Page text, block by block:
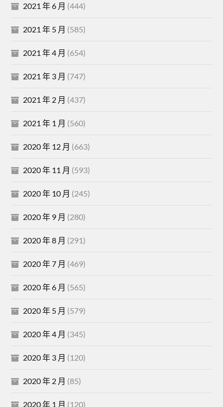
2021 年 6 月 (444)
2021 年 5 月 (585)
2021 年 4 月 (654)
2021 年 3 月 (747)
2021 年 2 月 (437)
2021 年 1 月 (560)
2020 年 12 月 (663)
2020 年 11 月 (593)
2020 年 10 月 (245)
2020 年 9 月 (280)
2020 年 8 月 (291)
2020 年 7 月 (469)
2020 年 6 月 (565)
2020 年 5 月 (579)
2020 年 4 月 (345)
2020 年 3 月 (120)
2020 年 2 月 (85)
2020 年 1 月 (120)